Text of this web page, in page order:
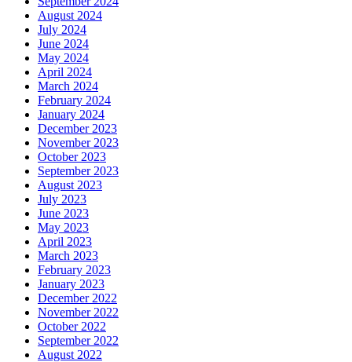
August 2024
July 2024
June 2024
May 2024
April 2024
March 2024
February 2024
January 2024
December 2023
November 2023
October 2023
September 2023
August 2023
July 2023
June 2023
May 2023
April 2023
March 2023
February 2023
January 2023
December 2022
November 2022
October 2022
September 2022
August 2022